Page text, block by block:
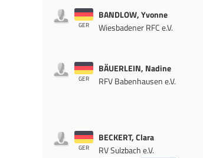
GER
BANDLOW, Yvonne
Wiesbadener RFC e.V.
GER
BÄUERLEIN, Nadine
RFV Babenhausen e.V.
GER
BECKERT, Clara
RV Sulzbach e.V.